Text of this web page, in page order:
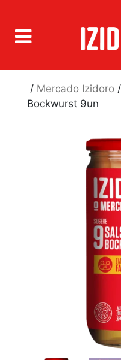
/ Mercado Izidoro /
Bockwurst 9un